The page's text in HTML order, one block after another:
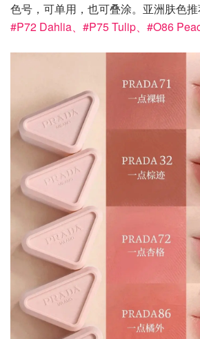
色号，可单用，也可叠涂。亚洲肤色推
#P72 Dahlia、#P75 Tulip、#O86